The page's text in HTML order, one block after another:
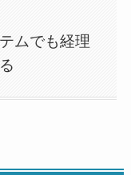
ムでも経理